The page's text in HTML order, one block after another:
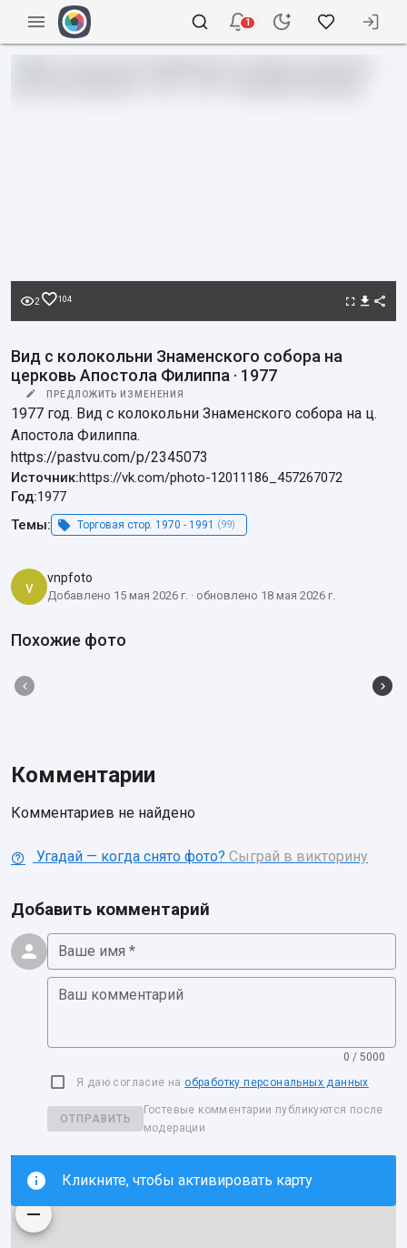
1
2 104
Вид с колокольни Знаменского собора на
церковь Апостола Филиппа · 1977
ПРЕДЛОЖИТЬ ИЗМЕНЕНИЯ
1977 год. Вид с колокольни Знаменского собора на ц.
Апостола Филиппа.
https://pastvu.com/p/2345073
Источник:https://vk.com/photo-12011186_457267072
Год:1977
Темы:
Торговая стор. 1970 - 1991 (99)
v vnpfoto
Добавлено 15 мая 2026 г. · обновлено 18 мая 2026 г.
Похожие фото
Комментарии
Комментариев не найдено
Угадай — когда снято фото? Сыграй в викторину
Добавить комментарий
Ваше имя *
Ваш комментарий
0 / 5000
Я даю согласие на обработку персональных данных
ОТПРАВИТЬ
Гостевые комментарии публикуются после
модерации
Кликните, чтобы активировать карту